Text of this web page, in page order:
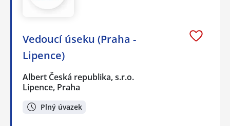
Vedoucí úseku (Praha -
Lipence)
Albert Česká republika, s.r.o.
Lipence, Praha
Plný úvazek